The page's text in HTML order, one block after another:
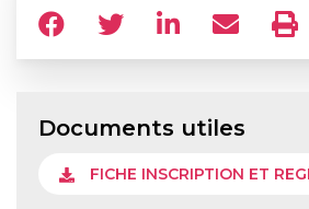
Documents utiles
FICHE INSCRIPTION ET